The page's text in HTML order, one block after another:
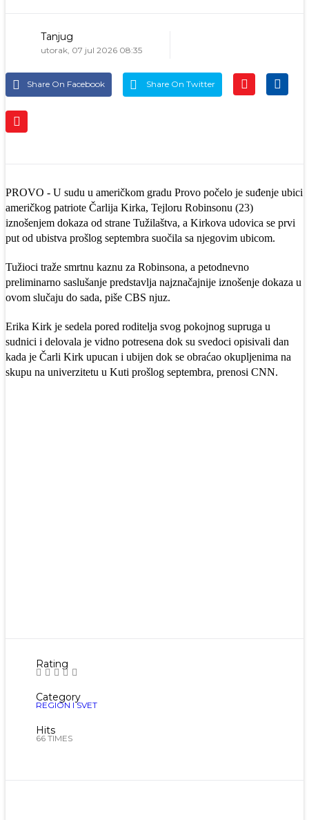
Tanjug
utorak, 07 jul 2026 08:35
Share On Facebook Share On Twitter
PROVO - U sudu u američkom gradu Provo počelo je suđenje ubici
američkog patriote Čarlija Kirka, Tejloru Robinsonu (23)
iznošenjem dokaza od strane Tužilaštva, a Kirkova udovica se prvi
put od ubistva prošlog septembra suočila sa njegovim ubicom.
Tužioci traže smrtnu kaznu za Robinsona, a petodnevno
preliminarno saslušanje predstavlja najznačajnije iznošenje dokaza u
ovom slučaju do sada, piše CBS njuz.
Erika Kirk je sedela pored roditelja svog pokojnog supruga u
sudnici i delovala je vidno potresena dok su svedoci opisivali dan
kada je Čarli Kirk upucan i ubijen dok se obraćao okupljenima na
skupu na univerzitetu u Kuti prošlog septembra, prenosi CNN.
Rating
Category
REGION I SVET
Hits
66 TIMES